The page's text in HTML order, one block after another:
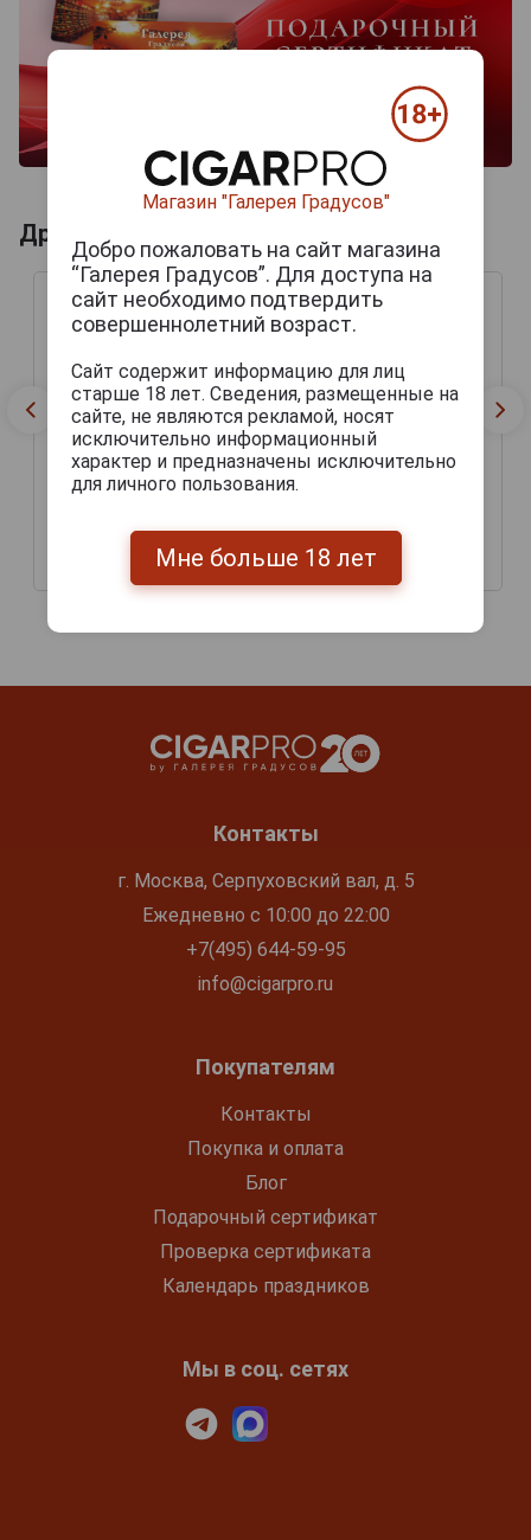
Другие продукты бренда GURKHA
Pyramid
3 205 руб.
Reserva Robusto
3 000 руб.
Контакты
г. Москва, Серпуховский вал, д. 5
Ежедневно с 10:00 до 22:00
+7(495) 644-59-95
info@cigarpro.ru
Покупателям
Контакты
Покупка и оплата
Блог
Подарочный сертификат
Проверка сертификата
Календарь праздников
Мы в соц. сетях
Магазин "Галерея Градусов"
Добро пожаловать на сайт магазина
“Галерея Градусов”. Для доступа на
сайт необходимо подтвердить
совершеннолетний возраст.
Сайт содержит информацию для лиц
старше 18 лет. Сведения, размещенные на
сайте, не являются рекламой, носят
исключительно информационный
характер и предназначены исключительно
для личного пользования.
Мне больше 18 лет